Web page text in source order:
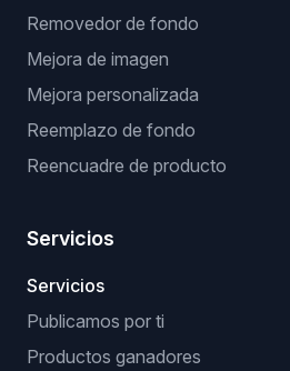
Removedor de fondo
Mejora de imagen
Mejora personalizada
Reemplazo de fondo
Reencuadre de producto
Servicios
Servicios
Publicamos por ti
Productos ganadores